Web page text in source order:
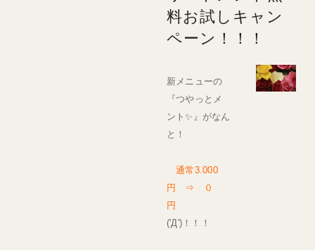
料お試しキャン
ペーン！！！
新メニューの
『つやっとメ
ント✨』がなん
と！
通常3.000
円 ⇒ ０
円
('Д')！！！